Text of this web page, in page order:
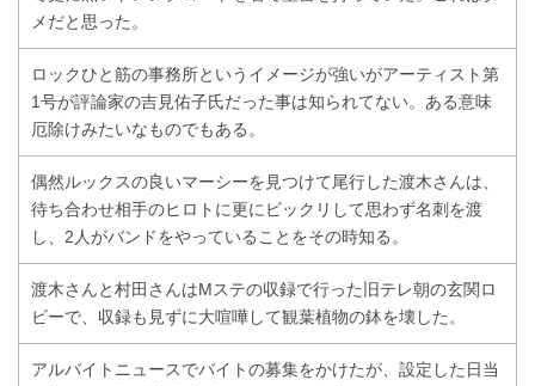
メだと思った。
ロックひと筋の事務所というイメージが強いがアーティスト第
1号が評論家の吉見佑子氏だった事は知られてない。ある意味
厄除けみたいなものでもある。
偶然ルックスの良いマーシーを見つけて尾行した渡木さんは、
待ち合わせ相手のヒロトに更にビックリして思わず名刺を渡
し、2人がバンドをやっていることをその時知る。
渡木さんと村田さんはMステの収録で行った旧テレ朝の玄関ロ
ビーで、収録も見ずに大喧嘩して観葉植物の鉢を壊した。
アルバイトニュースでバイトの募集をかけたが、設定した日当